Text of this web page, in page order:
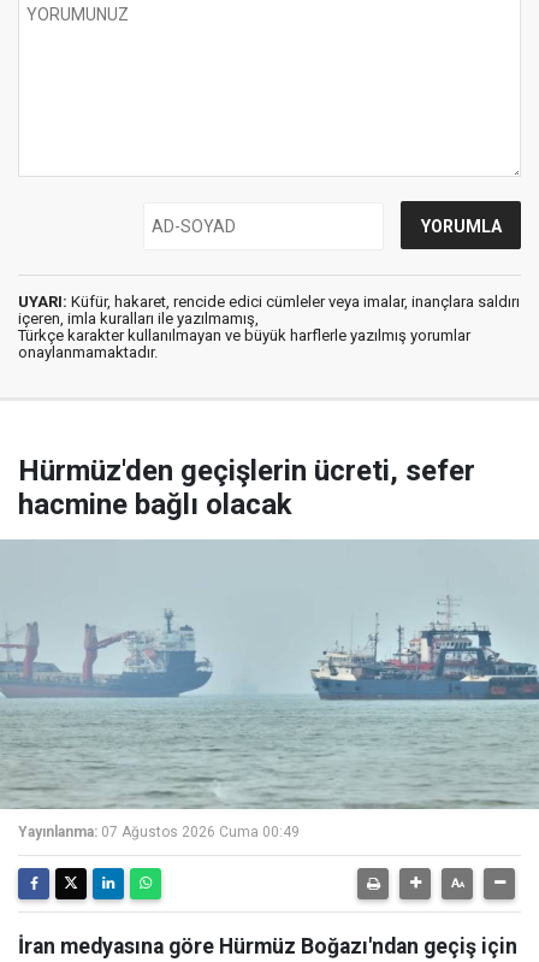
UYARI: Küfür, hakaret, rencide edici cümleler veya imalar, inançlara saldırı
içeren, imla kuralları ile yazılmamış,
Türkçe karakter kullanılmayan ve büyük harflerle yazılmış yorumlar
onaylanmamaktadır.
Hürmüz'den geçişlerin ücreti, sefer
hacmine bağlı olacak
Yayınlanma: 07 Ağustos 2026 Cuma 00:49
İran medyasına göre Hürmüz Boğazı'ndan geçiş için